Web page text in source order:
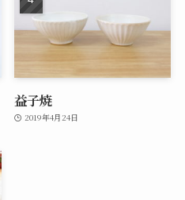
益子焼
2019年4月24日